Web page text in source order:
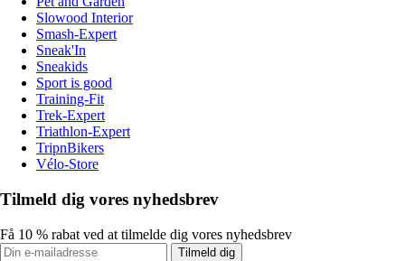
Slowood Interior
Smash-Expert
Sneak'In
Sneakids
Sport is good
Training-Fit
Trek-Expert
Triathlon-Expert
TripnBikers
Vélo-Store
Tilmeld dig vores nyhedsbrev
Få 10 % rabat ved at tilmelde dig vores nyhedsbrev
Tilmeld dig